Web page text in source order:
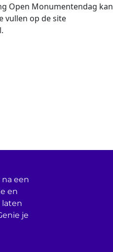
Open Monumentendag kan
vullen op de site
een
en
laten
je